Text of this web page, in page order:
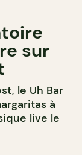
sur
le Uh Bar
à
live le